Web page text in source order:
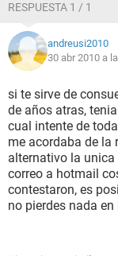
RESPUESTA 1 / 1
andreusi2010
30 abr 2010 a
si te sirve de
de años atras,
cual intente de
me acordaba de la
alternativo la
correo a hotmail
contestaron, es
no pierdes nada